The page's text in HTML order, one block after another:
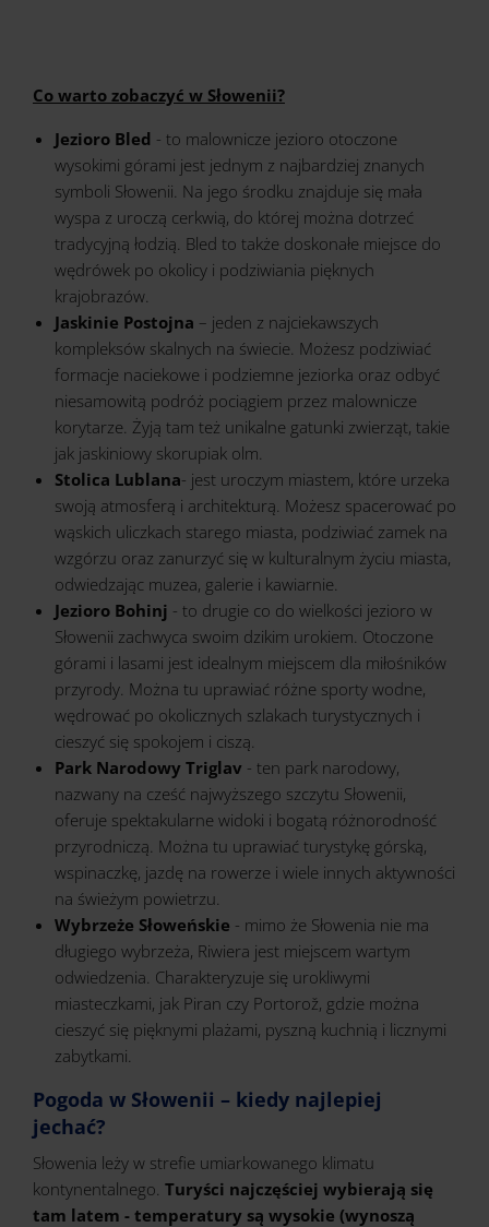
Co warto zobaczyć w Słowenii?
Jezioro Bled - to malownicze jezioro otoczone
wysokimi górami jest jednym z najbardziej znanych
symboli Słowenii. Na jego środku znajduje się mała
wyspa z uroczą cerkwią, do której można dotrzeć
tradycyjną łodzią. Bled to także doskonałe miejsce do
wędrówek po okolicy i podziwiania pięknych
krajobrazów.
Jaskinie Postojna – jeden z najciekawszych
kompleksów skalnych na świecie. Możesz podziwiać
formacje naciekowe i podziemne jeziorka oraz odbyć
niesamowitą podróż pociągiem przez malownicze
korytarze. Żyją tam też unikalne gatunki zwierząt, takie
jak jaskiniowy skorupiak olm.
Stolica Lublana- jest uroczym miastem, które urzeka
swoją atmosferą i architekturą. Możesz spacerować po
wąskich uliczkach starego miasta, podziwiać zamek na
wzgórzu oraz zanurzyć się w kulturalnym życiu miasta,
odwiedzając muzea, galerie i kawiarnie.
Jezioro Bohinj - to drugie co do wielkości jezioro w
Słowenii zachwyca swoim dzikim urokiem. Otoczone
górami i lasami jest idealnym miejscem dla miłośników
przyrody. Można tu uprawiać różne sporty wodne,
wędrować po okolicznych szlakach turystycznych i
cieszyć się spokojem i ciszą.
Park Narodowy Triglav - ten park narodowy,
nazwany na cześć najwyższego szczytu Słowenii,
oferuje spektakularne widoki i bogatą różnorodność
przyrodniczą. Można tu uprawiać turystykę górską,
wspinaczkę, jazdę na rowerze i wiele innych aktywności
na świeżym powietrzu.
Wybrzeże Słoweńskie - mimo że Słowenia nie ma
długiego wybrzeża, Riwiera jest miejscem wartym
odwiedzenia. Charakteryzuje się urokliwymi
miasteczkami, jak Piran czy Portorož, gdzie można
cieszyć się pięknymi plażami, pyszną kuchnią i licznymi
zabytkami.
Pogoda w Słowenii – kiedy najlepiej
jechać?
Słowenia leży w strefie umiarkowanego klimatu
kontynentalnego. Turyści najczęściej wybierają się
tam latem - temperatury są wysokie (wynoszą